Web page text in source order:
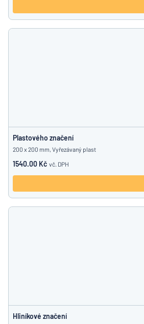
Plastového značení
200 x 200 mm, Vyřezávaný plast
1540.00 Kč vč. DPH
Hliníkové značení